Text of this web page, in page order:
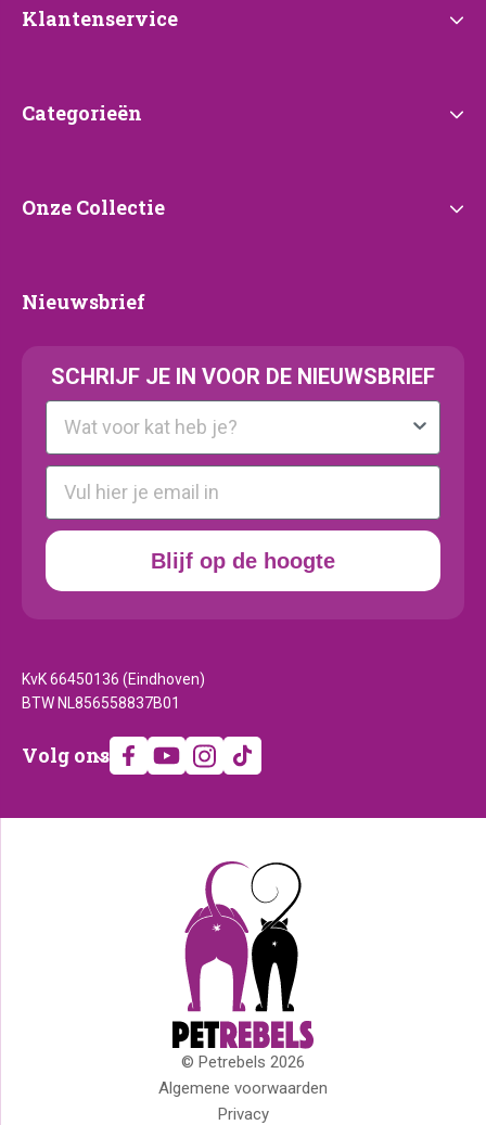
Klantenservice
Klantenservice
Categorieën
Categorieën
Onze
Onze Collectie
Nieuwsbrief
Nieuwsbrief
SCHRIJF JE IN VOOR DE NIEUWSBRIEF
Kattenras
E-mail
Blijf op de hoogte
KvK 66450136 (Eindhoven)
BTW NL856558837B01
Volg
Volg ons
© Petrebels 2026
Copyright
Algemene voorwaarden
Privacy